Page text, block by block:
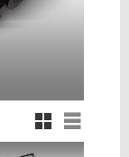
Rutnätsvy
Listvy